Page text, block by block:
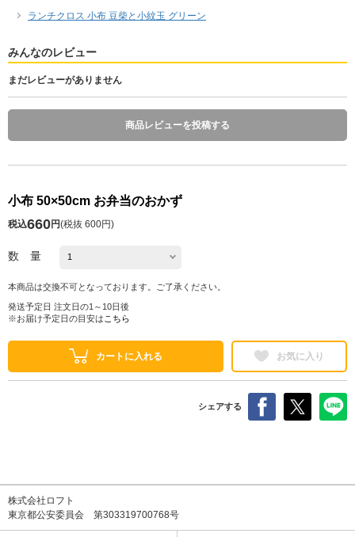
ランチクロス 小布 豆柴と小紋玉 グリーン
みんなのレビュー
まだレビューがありません
商品レビューを投稿する
小布 50×50cm お弁当のおかず
税込660円(税抜 600円)
数 量
本商品は交換不可となっております。ご了承ください。
発送予定日 注文日の1～10日後
※お届け予定日の目安は こちら
カートに入れる お気に入り
シェアする
株式会社ロフト
東京都公安委員会 第303319700768号